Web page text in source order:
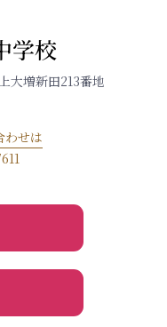
学校
大増新田213番地
わせは